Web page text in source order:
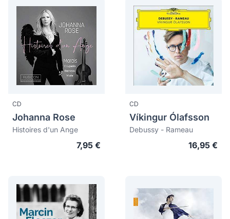
CD
Johanna Rose
Histoires d'un Ange
7,95 €
CD
Víkingur Ólafsson
Debussy - Rameau
16,95 €